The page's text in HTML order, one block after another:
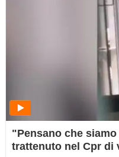
"Pensano che
trattenuto nel Cpr di